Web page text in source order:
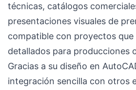
técnicas, catálogos
presentaciones visuales de
compatible con proyectos que
detallados para producciones
Gracias a su diseño en
integración sencilla con otros